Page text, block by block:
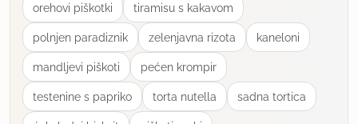
orehovi piškotki tiramisu s kakavom
polnjen paradiznik zelenjavna rizota kaneloni
mandljevi piškoti pećen krompir
testenine s papriko torta nutella sadna tortica